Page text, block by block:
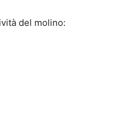
del molino: